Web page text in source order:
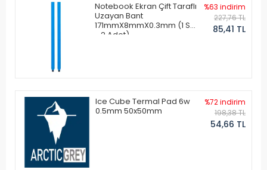
Notebook Ekran Çift Taraflı
Uzayan Bant
171mmX8mmX0.3mm (1 Set
- 2 Adet)
%63 indirim
227,76 TL
85,41 TL
Ice Cube Termal Pad 6w
0.5mm 50x50mm
%72 indirim
198,38 TL
54,66 TL